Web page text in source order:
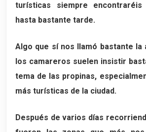
turísticas siempre
hasta bastante tarde.
Algo que sí nos llamó bastante la
los camareros suelen insistir
tema de las propinas,
más turísticas de la ciudad.
Después de varios días